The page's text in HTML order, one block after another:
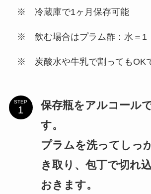
※ 冷蔵庫で1ヶ月保存可能
※ 飲む場合はプラム酢：水＝1
※ 炭酸水や牛乳で割ってもOK
STEP
保存瓶をアルコール
す。
プラムを洗ってしっ
き取り、包丁で切れ
おきます。